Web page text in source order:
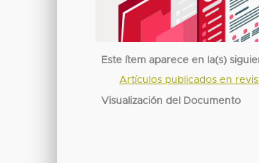
Este ítem aparece en la(s)
Artículos publicados en
Visualización del Documento